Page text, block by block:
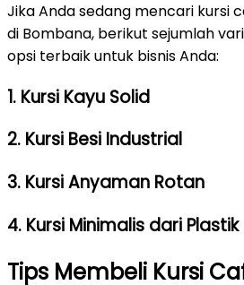
Jika Anda sedang mencari kursi
di Bombana, berikut sejumlah
opsi terbaik untuk bisnis Anda:
1. Kursi Kayu Solid
2. Kursi Besi Industrial
3. Kursi Anyaman Rotan
4. Kursi Minimalis dari Plastik
Tips Membeli Kursi